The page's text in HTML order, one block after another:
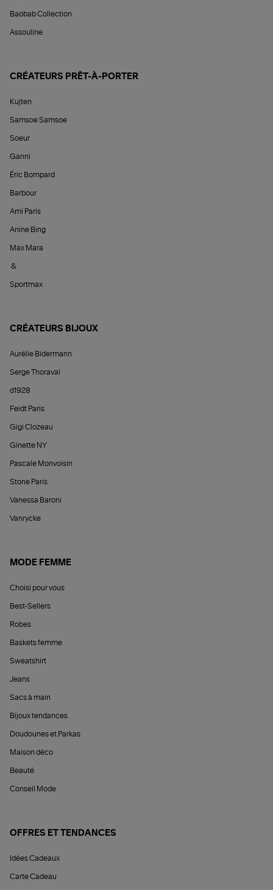
Baobab Collection
Assouline
CRÉATEURS PRÊT-À-PORTER
Kujten
Samsoe Samsoe
Soeur
Ganni
Éric Bompard
Barbour
Ami Paris
Anine Bing
Max Mara
&
Sportmax
CRÉATEURS BIJOUX
Aurélie Bidermann
Serge Thoraval
d1928
Feidt Paris
Gigi Clozeau
Ginette NY
Pascale Monvoisin
Stone Paris
Vanessa Baroni
Vanrycke
MODE FEMME
Choisi pour vous
Best-Sellers
Robes
Baskets femme
Sweatshirt
Jeans
Sacs à main
Bijoux tendances
Doudounes et Parkas
Maison déco
Beauté
Conseil Mode
OFFRES ET TENDANCES
Idées Cadeaux
Carte Cadeau